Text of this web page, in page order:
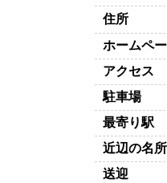
住所
ホームペ
アクセス
駐車場
最寄り駅
近辺の名
送迎